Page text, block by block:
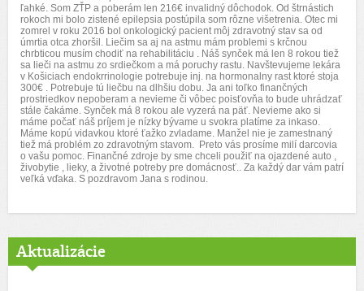
ľahké. Som ZŤP a poberám len 216€ invalidný dôchodok. Od štrnástich
rokoch mi bolo zistené epilepsia postúpila som rôzne višetrenia. Otec mi
zomrel v roku 2016 bol onkologický pacient môj zdravotný stav sa od
úmrtia otca zhoršil. Liečim sa aj na astmu mám problemi s krčnou
chrbticou musím chodiť na rehabilitáciu . Náš synček má len 8 rokou tiež
sa lieči na astmu zo srdiečkom a má poruchy rastu. Navštevujeme lekára
v Košiciach endokrrinologie potrebuje inj. na hormonalny rast ktoré stoja
300€ . Potrebuje tú liečbu na dlhšiu dobu. Ja ani toľko finančných
prostriedkov nepoberam a nevieme či vôbec poisťovňa to bude uhrádzať
stále čakáme. Synček má 8 rokou ale vyzerá na päť. Nevieme ako si
máme počať náš príjem je nízky bývame u svokra platíme za inkaso.
Máme kopú vidavkou ktoré ťažko zvladame. Manžel nie je zamestnaný
tiež má problém zo zdravotným stavom. Preto vás prosíme milí darcovia
o vašu pomoc. Finančné zdroje by sme chceli použiť na ojazdené auto ,
živobytie , lieky, a životné potreby pre domácnosť.. Za každý dar vám patrí
veľká vďaka. S pozdravom Jana s rodinou.
Aktualizácie